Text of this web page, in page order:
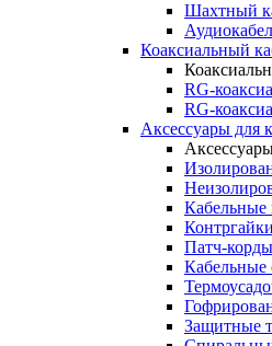
Шахтный
Коаксиальный
RG-
RG-
Аксессуары для
Кабельные
Контргайки
Патч-корды
Кабельные
Защитные